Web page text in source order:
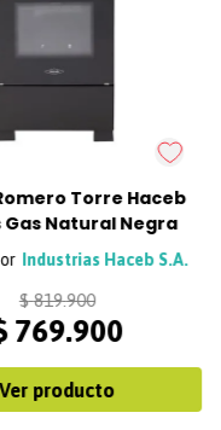
Torre Haceb
Gas Natural Negra
Industrias Haceb S.A.
$ 819.900
769.900
Ver producto